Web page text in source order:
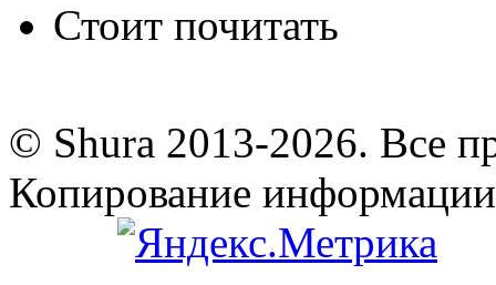
Стоит почитать
© Shura 2013-2026. Все
Копирование